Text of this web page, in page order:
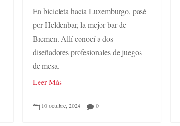
En bicicleta hacia Luxemburgo, pasé
por Heldenbar, la mejor bar de
Bremen. Allí conocí a dos
diseñadores profesionales de juegos
de mesa.
Leer Más
 10 octubre, 2024  0